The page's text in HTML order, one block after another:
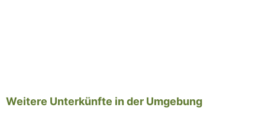
Weitere Unterkünfte in der Umgebung